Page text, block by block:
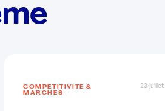
COMPÉTITIVITÉ &
MARCHÉS
23